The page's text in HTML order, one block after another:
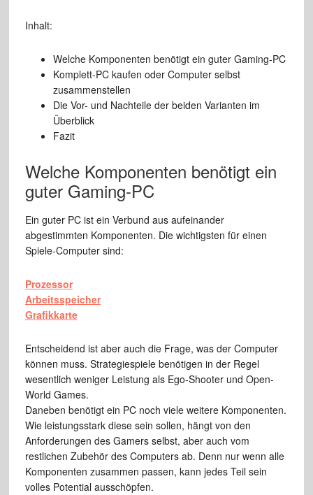
Inhalt:
Welche Komponenten benötigt ein guter Gaming-PC
Komplett-PC kaufen oder Computer selbst
zusammenstellen
Die Vor- und Nachteile der beiden Varianten im
Überblick
Fazit
Welche Komponenten benötigt ein
guter Gaming-PC
Ein guter PC ist ein Verbund aus aufeinander
abgestimmten Komponenten. Die wichtigsten für einen
Spiele-Computer sind:
Prozessor
Arbeitsspeicher
Grafikkarte
Entscheidend ist aber auch die Frage, was der Computer
können muss. Strategiespiele benötigen in der Regel
wesentlich weniger Leistung als Ego-Shooter und Open-
World Games.
Daneben benötigt ein PC noch viele weitere Komponenten.
Wie leistungsstark diese sein sollen, hängt von den
Anforderungen des Gamers selbst, aber auch vom
restlichen Zubehör des Computers ab. Denn nur wenn alle
Komponenten zusammen passen, kann jedes Teil sein
volles Potential ausschöpfen.